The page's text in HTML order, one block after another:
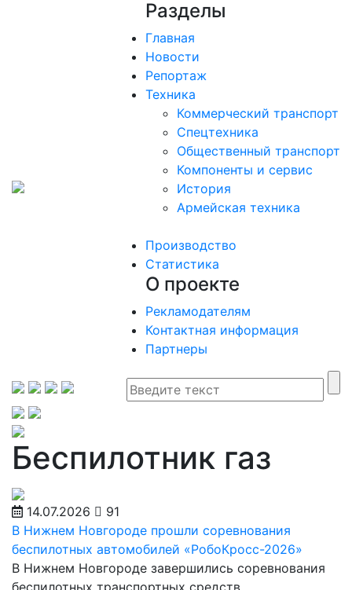
Разделы
Главная
Новости
Репортаж
Техника
Коммерческий транспорт
Спецтехника
Общественный транспорт
Компоненты и сервис
История
Армейская техника
Производство
Статистика
О проекте
Рекламодателям
Контактная информация
Партнеры
Беспилотник газ
14.07.2026
91
В Нижнем Новгороде прошли соревнования
беспилотных автомобилей «РобоКросс-2026»
В Нижнем Новгороде завершились соревнования
беспилотных транспортных средств